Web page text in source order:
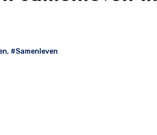
, #Samenleven